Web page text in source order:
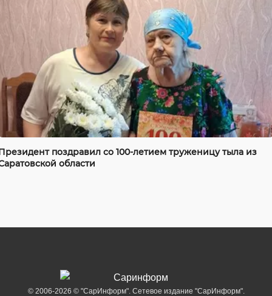
поздравил со 100-летием труженицу тыла из
области
© 2006-2026 © "СарИнформ". Сетевое издание "СарИнформ".